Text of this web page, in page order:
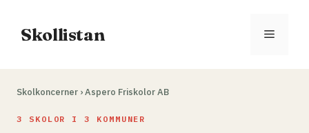
innehåll
Skollistan Meny
Skolkoncerner ›Aspero Friskolor AB
3 SKOLOR I 3 KOMMUNER